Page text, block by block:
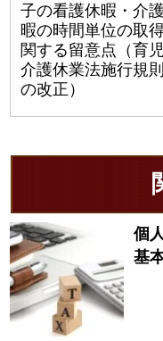
子の看護休暇・介
暇の時間単位の取
関する留意点（育児
介護休業法施行規
の改正）
個
基